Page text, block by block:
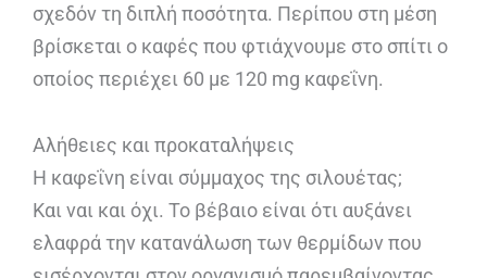
σχεδόν τη διπλή ποσότητα. Περίπου στη μέση
βρίσκεται ο καφές που φτιάχνουμε στο σπίτι ο
οποίος περιέχει 60 με 120 mg καφεΐνη.
Αλήθειες και προκαταλήψεις
Η καφεΐνη είναι σύμμαχος της σιλουέτας;
Και ναι και όχι. Το βέβαιο είναι ότι αυξάνει
ελαφρά την κατανάλωση των θερμίδων που